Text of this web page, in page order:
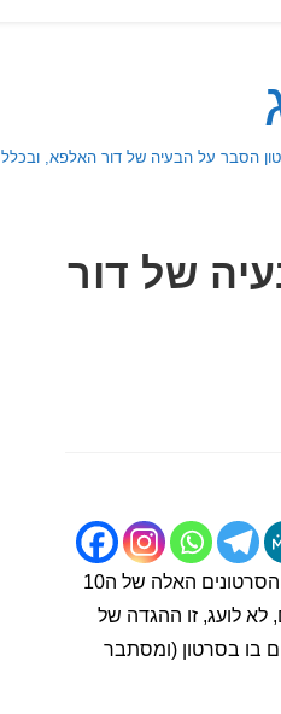
הסבר על הבעיה של דור האלפא, ובכלל
של דור
סרטון (ארוך -16 דקות) המסביר איך הטיקטוק, היוטיוב, הפיסבוק, האינסטה וכל הסרטונים האלה של ה10
לא לועג, זו ההגדה של
המונח שמשתמשים בו בסרטון (ומסתבר